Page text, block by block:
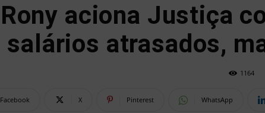
Rony aciona Justiça
salários atrasados,
1164
Facebook X Pinterest WhatsApp